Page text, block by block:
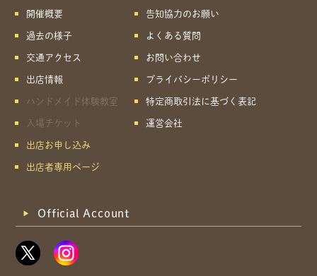
共有方法を選択
開催概要
過去の様子
交通アクセス
出店情報
ハンドメイド体験教室
入場チケット
出店お申し込み
出店者専用ページ
告知協力のお願い
よくある質問
お問い合わせ
プライバシーポリシー
特定商取引法に基づく表記
運営会社
Official Account